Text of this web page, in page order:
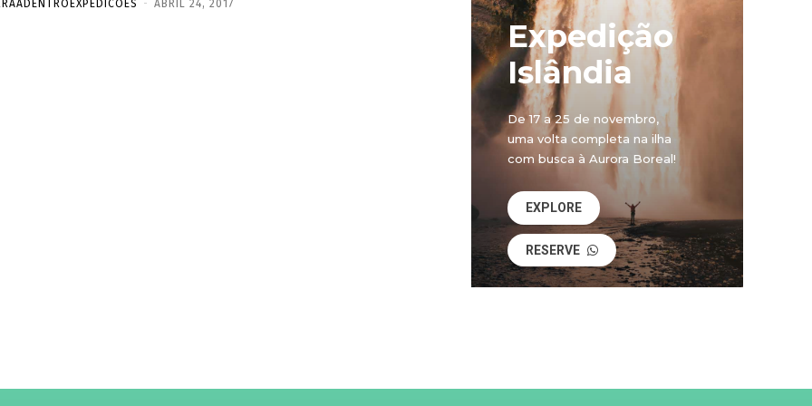
- ABRIL 24, 2017
Expedição
Islândia
De 17 a 25 de novembro,
uma volta completa na ilha
com busca à Aurora Boreal!
EXPLORE
RESERVE